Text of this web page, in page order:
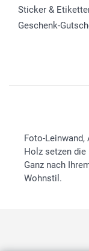
Sticker &
Geschenk-
Foto-Leinwand,
Holz setzen
Ganz nach
Wohnstil.